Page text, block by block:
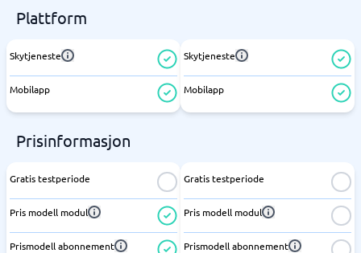
Plattform
Skytjeneste
Mobilapp
Skytjeneste
Mobilapp
Prisinformasjon
Gratis testperiode
Pris modell modul
Prismodell abonnement
Gratis testperiode
Pris modell modul
Prismodell abonnement